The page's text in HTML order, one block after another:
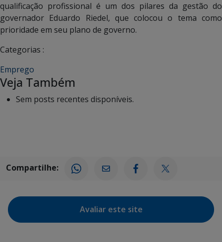
qualificação profissional é um dos pilares da gestão do
governador Eduardo Riedel, que colocou o tema como
prioridade em seu plano de governo.
Categorias :
Emprego
Veja Também
Sem posts recentes disponíveis.
Compartilhe:
Avaliar este site